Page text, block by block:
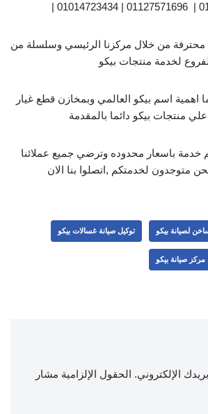
من خلال مركزنا الرئيسي وسلسلة من
لخدمة منتجات بيكو
اهمية اسم بيكو العالمي وبمخازن قطع غيار
منتجات بيكو دائما بالمقدمة
خدمة باسعار محدوده وترضي جميع عملائنا
متوجدون لخدمتكم ,اتصلوا بنا الان
لصيانة بيكو توكيل صيانة غسالات بيكو
مركز صيانة بيكو
الإلكتروني. الحقول الإلزامية مشار